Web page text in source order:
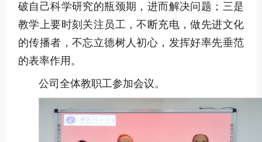
破自己科学研究的瓶颈期，进而解决问题；三是
教学上要时刻关注员工，不断充电，做先进文化
的传播者，不忘立德树人初心，发挥好率先垂范
的表率作用。
公司全体教职工参加会议。